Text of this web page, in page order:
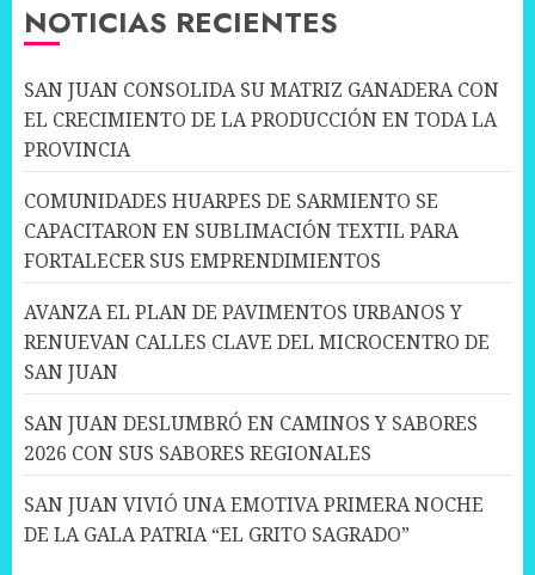
NOTICIAS RECIENTES
SAN JUAN CONSOLIDA SU MATRIZ GANADERA CON
EL CRECIMIENTO DE LA PRODUCCIÓN EN TODA LA
PROVINCIA
COMUNIDADES HUARPES DE SARMIENTO SE
CAPACITARON EN SUBLIMACIÓN TEXTIL PARA
FORTALECER SUS EMPRENDIMIENTOS
AVANZA EL PLAN DE PAVIMENTOS URBANOS Y
RENUEVAN CALLES CLAVE DEL MICROCENTRO DE
SAN JUAN
SAN JUAN DESLUMBRÓ EN CAMINOS Y SABORES
2026 CON SUS SABORES REGIONALES
SAN JUAN VIVIÓ UNA EMOTIVA PRIMERA NOCHE
DE LA GALA PATRIA “EL GRITO SAGRADO”